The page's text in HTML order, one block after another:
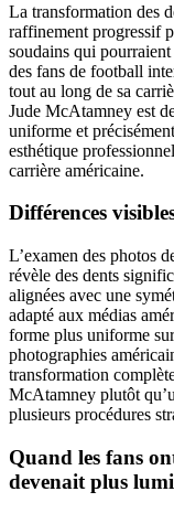
La transformation des
raffinement progressif
soudains qui
des fans de football
tout au long de sa
Jude McAtamney est
uniforme et
esthétique
carrière américaine.
Différences
L’examen des photos
révèle des dents
alignées avec une
adapté aux médias
forme plus uniforme
photographies
transformation
McAtamney plutôt
plusieurs procédures
Quand les fans
devenait plus